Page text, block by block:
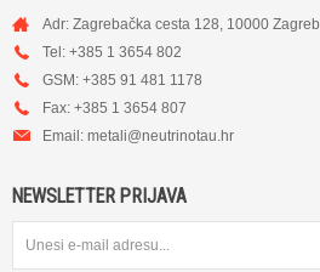
Adr: Zagrebačka cesta 128, 10000 Zagreb
Tel: +385 1 3654 802
GSM: +385 91 481 1178
Fax: +385 1 3654 807
Email: metali@neutrinotau.hr
NEWSLETTER PRIJAVA